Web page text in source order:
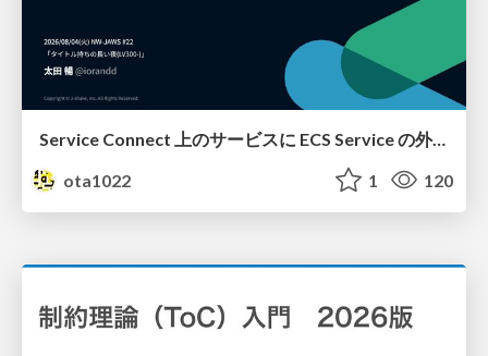
Service Connect 上のサービスに ECS Service の外側から到達できなかった話
ota1022
1 120